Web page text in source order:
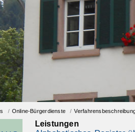
/ Online-Bürgerdienste /
Leistungen